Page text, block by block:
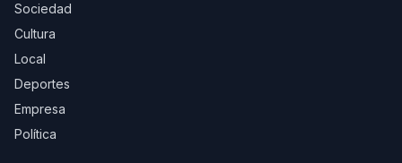
Sociedad
Cultura
Local
Deportes
Empresa
Política